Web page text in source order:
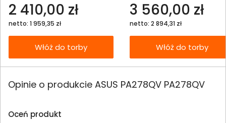
2 410,00 zł
netto: 1 959,35 zł
Włóż do torby
3 560,00 zł
netto: 2 894,31 zł
Włóż do torby
Opinie o produkcie ASUS PA278QV PA278QV
Oceń produkt